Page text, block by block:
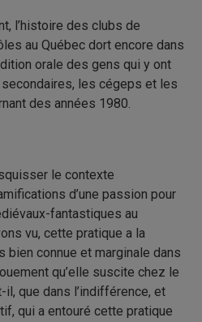
l’histoire des clubs de
au Québec dort encore dans
orale des gens qui y ont
les cégeps et les
des années 1980.
le contexte
d’une passion pour
fantastiques au
vu, cette pratique a la
bien connue et marginale dans
qu’elle suscite chez le
il, que dans l’indifférence, et
qui a entouré cette pratique